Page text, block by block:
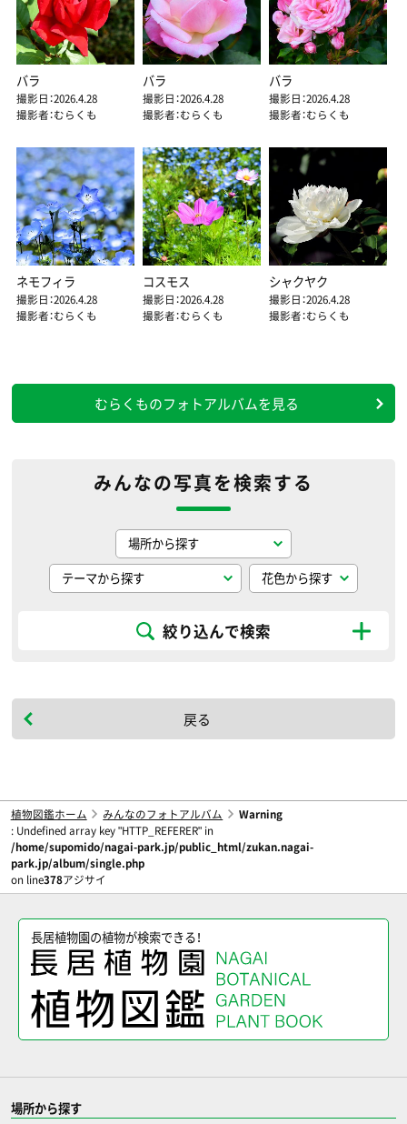
バラ
撮影日：2026.4.28
撮影者：むらくも
バラ
撮影日：2026.4.28
撮影者：むらくも
バラ
撮影日：2026.4.28
撮影者：むらくも
ネモフィラ
撮影日：2026.4.28
撮影者：むらくも
コスモス
撮影日：2026.4.28
撮影者：むらくも
シャクヤク
撮影日：2026.4.28
撮影者：むらくも
むらくものフォトアルバムを見る
みんなの写真を検索する
絞り込んで検索
戻る
植物図鑑ホーム みんなのフォトアルバム
Warning
: Undefined array key "HTTP_REFERER" in
/home/supomido/nagai-park.jp/public_html/zukan.nagai-
park.jp/album/single.php
on line378アジサイ
長居植物園の植物が検索できる！
場所から探す